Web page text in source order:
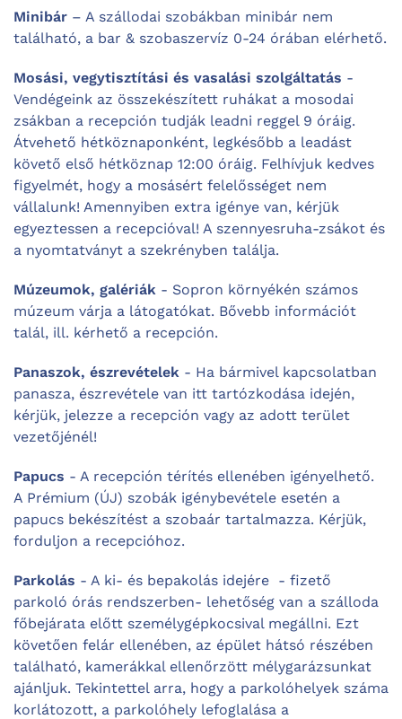
Minibár – A szállodai szobákban minibár nem
található, a bar & szobaszervíz 0-24 órában elérhető.
Mosási, vegytisztítási és vasalási szolgáltatás -
Vendégeink az összekészített ruhákat a mosodai
zsákban a recepción tudják leadni reggel 9 óráig.
Átvehető hétköznaponként, legkésőbb a leadást
követő első hétköznap 12:00 óráig. Felhívjuk kedves
figyelmét, hogy a mosásért felelősséget nem
vállalunk! Amennyiben extra igénye van, kérjük
egyeztessen a recepcióval! A szennyesruha-zsákot és
a nyomtatványt a szekrényben találja.
Múzeumok, galériák - Sopron környékén számos
múzeum várja a látogatókat. Bővebb információt
talál, ill. kérhető a recepción.
Panaszok, észrevételek - Ha bármivel kapcsolatban
panasza, észrevétele van itt tartózkodása idején,
kérjük, jelezze a recepción vagy az adott terület
vezetőjénél!
Papucs - A recepción térítés ellenében igényelhető.
A Prémium (ÚJ) szobák igénybevétele esetén a
papucs bekészítést a szobaár tartalmazza. Kérjük,
forduljon a recepcióhoz.
Parkolás - A ki- és bepakolás idejére - fizető
parkoló órás rendszerben- lehetőség van a szálloda
főbejárata előtt személygépkocsival megállni. Ezt
követően felár ellenében, az épület hátsó részében
található, kamerákkal ellenőrzött mélygarázsunkat
ajánljuk. Tekintettel arra, hogy a parkolóhelyek száma
korlátozott, a parkolóhely lefoglalása a